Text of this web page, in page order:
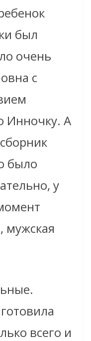
был
очень
с
Инночку. А
было
у
мужская
всего и